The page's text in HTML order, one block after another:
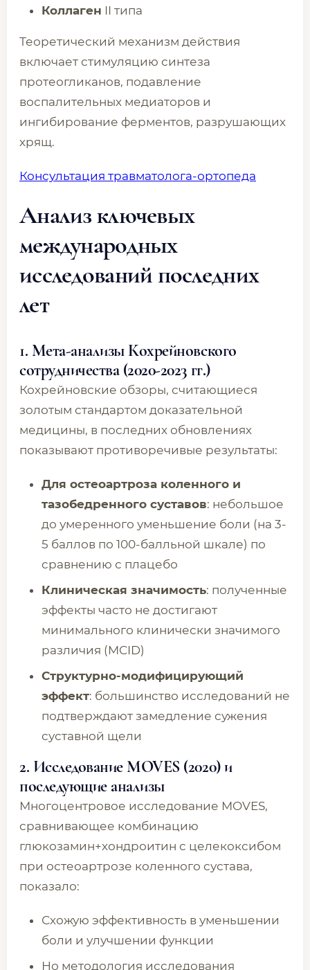
Коллаген II типа
Теоретический механизм действия
включает стимуляцию синтеза
протеогликанов, подавление
воспалительных медиаторов и
ингибирование ферментов, разрушающих
хрящ.
Консультация травматолога-ортопеда
Анализ ключевых
международных
исследований последних
лет
1. Мета-анализы Кохрейновского
сотрудничества (2020-2023 гг.)
Кохрейновские обзоры, считающиеся
золотым стандартом доказательной
медицины, в последних обновлениях
показывают противоречивые результаты:
Для остеоартроза коленного и
тазобедренного суставов: небольшое
до умеренного уменьшение боли (на 3-
5 баллов по 100-балльной шкале) по
сравнению с плацебо
Клиническая значимость: полученные
эффекты часто не достигают
минимального клинически значимого
различия (MCID)
Структурно-модифицирующий
эффект: большинство исследований не
подтверждают замедление сужения
суставной щели
2. Исследование MOVES (2020) и
последующие анализы
Многоцентровое исследование MOVES,
сравнивающее комбинацию
глюкозамин+хондроитин с целекоксибом
при остеоартрозе коленного сустава,
показало:
Схожую эффективность в уменьшении
боли и улучшении функции
Но методология исследования